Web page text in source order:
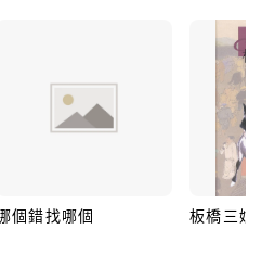
個錯找哪個 板橋三娘